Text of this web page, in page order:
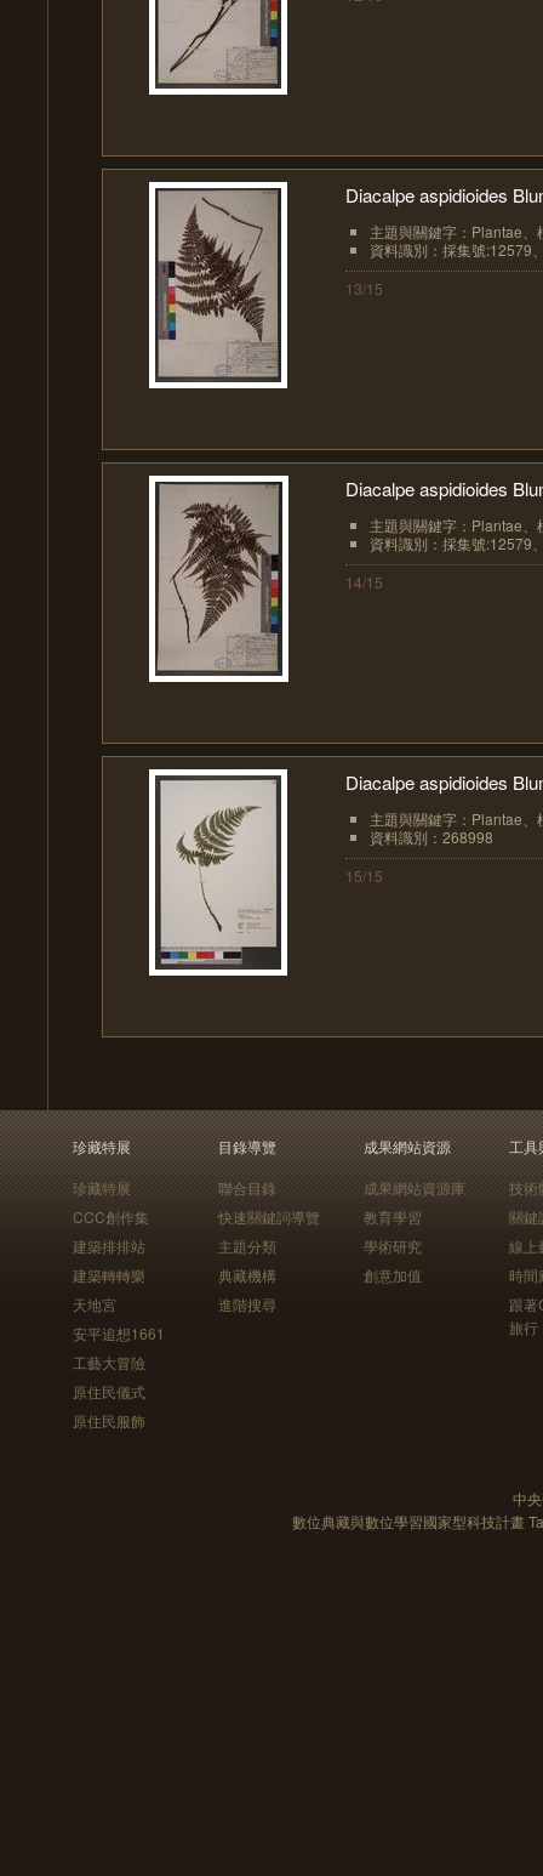
Diacalpe aspidioides
主題與關鍵字：Plantae
資料識別：採集號:12579
13/15
Diacalpe aspidioides
主題與關鍵字：Plantae
資料識別：採集號:12579
14/15
Diacalpe aspidioides
主題與關鍵字：Plantae
資料識別：268998
15/15
珍藏特展
珍藏特展
CCC創作集
建築排排站
建築轉轉樂
天地宮
安平追想1661
工藝大冒險
原住民儀式
原住民服飾
目錄導覽
聯合目錄
快速關鍵詞導覽
主題分類
典藏機構
進階搜尋
成果網站資源
成果網站資源庫
教育學習
學術研究
創意加值
工具
技術
關鍵
線上
時間
跟
旅行
中
數位典藏與數位學習國家型科技計畫